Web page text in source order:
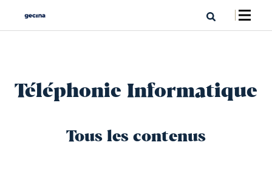
Téléphonie Informatique
Tous les contenus